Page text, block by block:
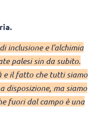
inclusione e l’alchimia
palesi sin da subito.
e il fatto che tutti siamo
disposizione, ma siamo
fuori dal campo è una